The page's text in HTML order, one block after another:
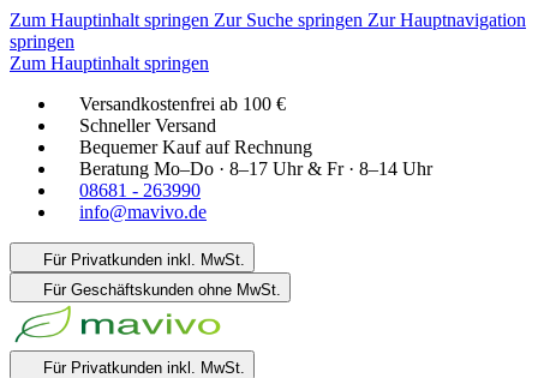
Zum Hauptinhalt springen Zur Suche springen Zur Hauptnavigation
springen
Zum Hauptinhalt springen
Versandkostenfrei ab 100 €
Schneller Versand
Bequemer Kauf auf Rechnung
Beratung Mo–Do · 8–17 Uhr & Fr · 8–14 Uhr
08681 - 263990
info@mavivo.de
Für Privatkunden inkl. MwSt.
Für Geschäftskunden ohne MwSt.
Für Privatkunden inkl. MwSt.